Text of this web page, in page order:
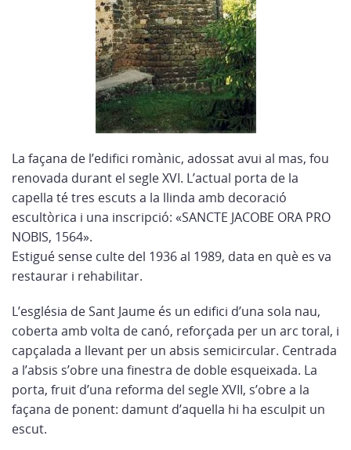
La façana de l’edifici romànic, adossat avui al mas, fou
renovada durant el segle XVI. L’actual porta de la
capella té tres escuts a la llinda amb decoració
escultòrica i una inscripció: «SANCTE JACOBE ORA PRO
NOBIS, 1564».
Estigué sense culte del 1936 al 1989, data en què es va
restaurar i rehabilitar.
L’església de Sant Jaume és un edifici d’una sola nau,
coberta amb volta de canó, reforçada per un arc toral, i
capçalada a llevant per un absis semicircular. Centrada
a l’absis s’obre una finestra de doble esqueixada. La
porta, fruit d’una reforma del segle XVII, s’obre a la
façana de ponent: damunt d’aquella hi ha esculpit un
escut.